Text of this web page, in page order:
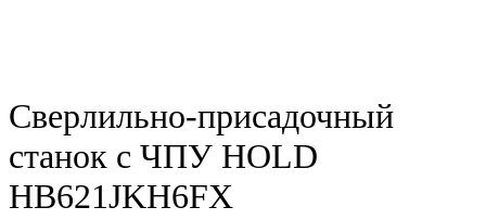
Сверлильно-присадочный
станок с ЧПУ HOLD
HB621JKH6FX